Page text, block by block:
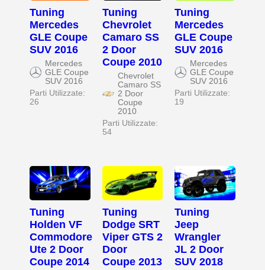
Tuning
Mercedes
GLE Coupe
SUV 2016
Mercedes
GLE Coupe
SUV 2016
Parti Utilizzate:
26
Tuning
Chevrolet
Camaro SS
2 Door
Coupe 2010
Chevrolet
Camaro SS
2 Door
Coupe
2010
Parti Utilizzate:
54
Tuning
Mercedes
GLE Coupe
SUV 2016
Mercedes
GLE Coupe
SUV 2016
Parti Utilizzate:
19
Tuning
Holden VF
Commodore
Ute 2 Door
Coupe 2014
Tuning
Dodge SRT
Viper GTS 2
Door
Coupe 2013
Tuning
Jeep
Wrangler
JL 2 Door
SUV 2018